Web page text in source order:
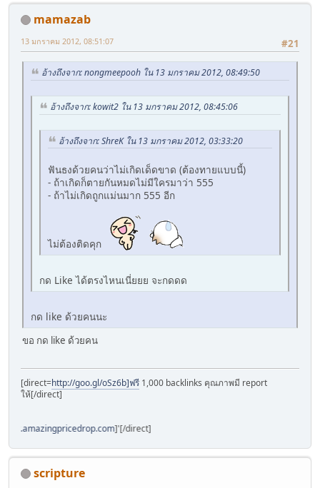
mamazab
#21
13 มกราคม 2012, 08:51:07
อ้างถึงจาก: nongmeepooh ใน 13 มกราคม 2012, 08:49:50
อ้างถึงจาก: kowit2 ใน 13 มกราคม 2012, 08:45:06
อ้างถึงจาก: ShreK ใน 13 มกราคม 2012, 03:33:20
ฟันธงด้วยคนว่าไม่เกิดเด็ดขาด (ต้องทายแบบนี้)
- ถ้าเกิดก็ตายกันหมดไม่มีใครมาว่า 555
- ถ้าไม่เกิดถูกแม่นมาก 555 อีก
ไม่ต้องติดคุก
กด Like ได้ตรงไหนเนี่ยยย จะกดดด
กด like ด้วยคนนะ
ขอ กด like ด้วยคน
[direct=http://goo.gl/oSz6b]ฟรี 1,000 backlinks คุณภาพมี report
ให้[/direct]
]'[/direct]
scripture